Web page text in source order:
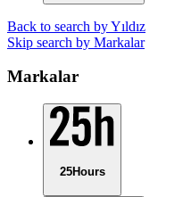
Back to search by Yıldız
Skip search by Markalar
Markalar
25Hours